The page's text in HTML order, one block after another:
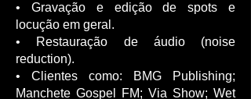
• Gravação e edição de spots e
locução em geral.
• Restauração de áudio (noise
reduction).
• Clientes como: BMG Publishing;
Manchete Gospel FM; Via Show; Wet